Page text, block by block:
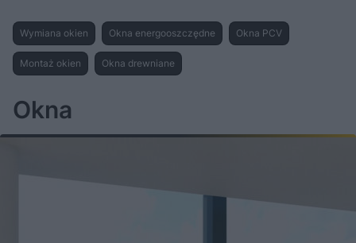
Wymiana okien Okna energooszczędne Okna PCV
Montaż okien Okna drewniane
Okna